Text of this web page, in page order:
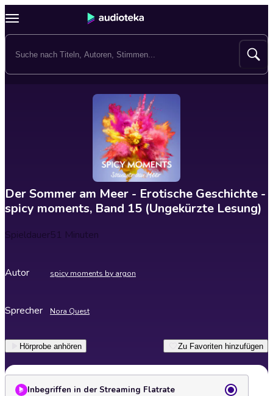
Der Sommer am Meer - Erotische Geschichte -
spicy moments, Band 15 (Ungekürzte Lesung)
Spieldauer51 Minuten
Autor spicy moments by argon
Sprecher Nora Quest
Hörprobe anhören Zu Favoriten hinzufügen
Inbegriffen in der Streaming Flatrate